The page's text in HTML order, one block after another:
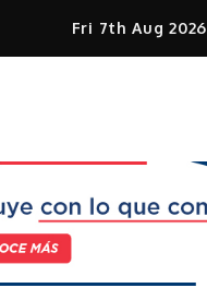
Fri 7th Aug 2026